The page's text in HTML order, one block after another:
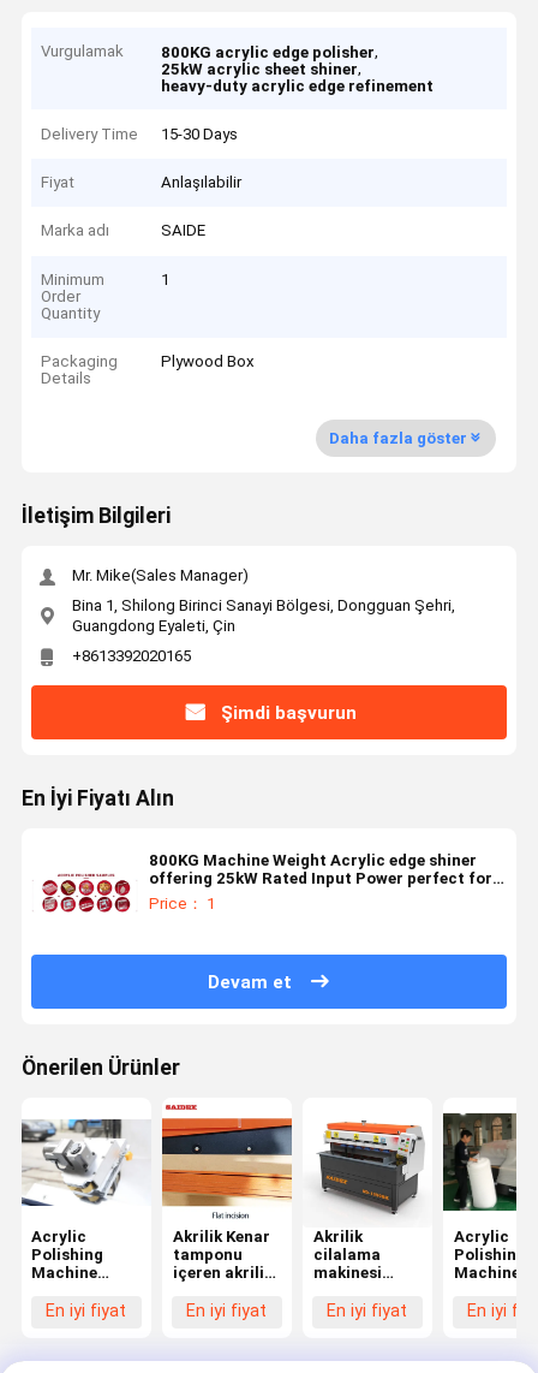
Vurgulamak 800KG acrylic edge polisher,
25kW acrylic sheet shiner,
heavy-duty acrylic edge refinement
Delivery Time 15-30 Days
Fiyat Anlaşılabilir
Marka adı SAIDE
Minimum
Order
Quantity
1
Packaging
Details
Plywood Box
Daha fazla göster
İletişim Bilgileri
Mr. Mike(Sales Manager)
Bina 1, Shilong Birinci Sanayi Bölgesi, Dongguan Şehri,
Guangdong Eyaleti, Çin
+8613392020165
Şimdi başvurun
En İyi Fiyatı Alın
800KG Machine Weight Acrylic edge shiner
offering 25kW Rated Input Power perfect for
smooth acrylic sheet edge refinement
Price： 1
Devam et
Önerilen Ürünler
Acrylic
Polishing
Machine
Acrylic Edge
Length
En iyi fiyat
Akrilik Kenar
tamponu
içeren akrilik
makinesi
1340mm H
En iyi fiyat
Akrilik
cilalama
makinesi
cilalayıcı
Makine
En iyi fiyat
Acrylic
Polishing
Machine
2.5kW
Polishing
En iyi